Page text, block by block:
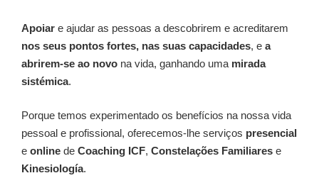
Apoiar e ajudar as pessoas a descobrirem e acreditarem
nos seus pontos fortes, nas suas capacidades, e a
abrirem-se ao novo na vida, ganhando uma mirada
sistémica.
Porque temos experimentado os benefícios na nossa vida
pessoal e profissional, oferecemos-lhe serviços presencial
e online de Coaching ICF, Constelações Familiares e
Kinesiología.